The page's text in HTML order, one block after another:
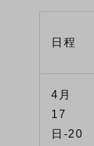
日程
4月
17
日-20